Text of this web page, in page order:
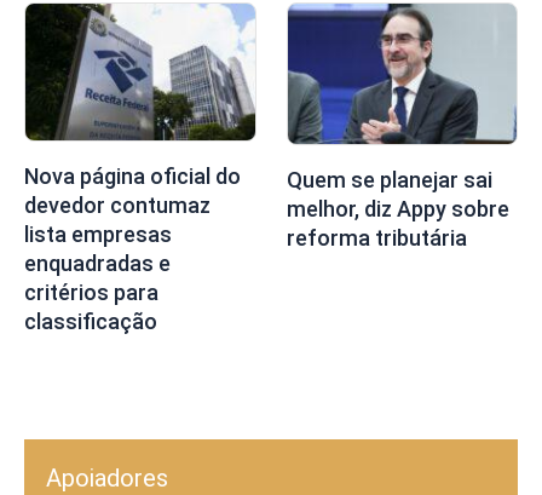
Nova página oficial do
devedor contumaz
lista empresas
enquadradas e
critérios para
classificação
Quem se planejar sai
melhor, diz Appy sobre
reforma tributária
Apoiadores